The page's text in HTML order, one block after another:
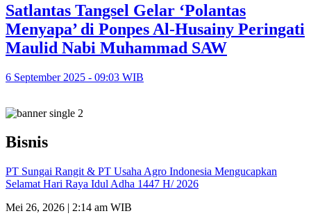
Satlantas Tangsel Gelar ‘Polantas
Menyapa’ di Ponpes Al-Husainy Peringati
Maulid Nabi Muhammad SAW
6 September 2025 - 09:03 WIB
Bisnis
PT Sungai Rangit & PT Usaha Agro Indonesia Mengucapkan
Selamat Hari Raya Idul Adha 1447 H/ 2026
Mei 26, 2026 | 2:14 am WIB